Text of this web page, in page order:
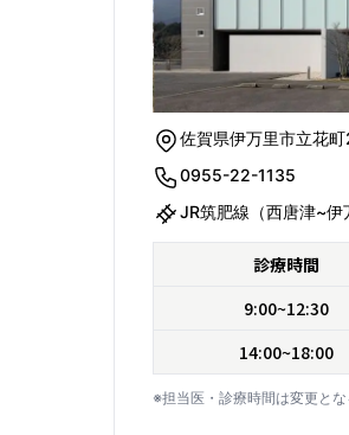
佐賀県伊万里市立花
0955-22-1135
JR筑肥線（西唐津~
診療時間
9:00~12:30
14:00~18:00
※担当医・診療時間は変更と